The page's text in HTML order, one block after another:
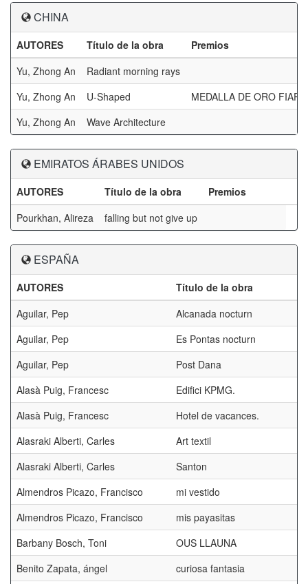
CHINA
AUTORES Título de la obra
Premios
Yu, Zhong An
Radiant morning rays
Yu, Zhong An
U-Shaped
MEDALLA DE ORO FIAP
Yu, Zhong An
Wave Architecture
EMIRATOS ÁRABES UNIDOS
AUTORES Título de la obra
Premios
Pourkhan, Alireza
falling but not give up
ESPAÑA
AUTORES
Título de la obra
Aguilar, Pep
Alcanada nocturn
Aguilar, Pep
Es Pontas nocturn
Aguilar, Pep
Post Dana
Alasà Puig, Francesc
Edifici KPMG.
Alasà Puig, Francesc
Hotel de vacances.
Alasraki Alberti, Carles
Art textil
Alasraki Alberti, Carles
Santon
Almendros Picazo, Francisco
mi vestido
Almendros Picazo, Francisco
mis payasitas
Barbany Bosch, Toni
OUS LLAUNA
Benito Zapata, ángel
curiosa fantasia